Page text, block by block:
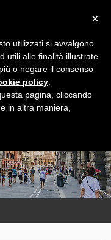
×
utilizzati si avvalgono
utili alle finalità illustrate
o negare il consenso
policy
pagina, cliccando
in altra maniera,